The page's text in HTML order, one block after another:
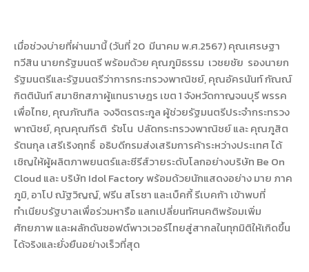
เมื่อช่วงบ่ายที่ผ่านมานี้ (วันที่ 20 มีนาคม พ.ศ.2567) คุณเศรษฐา
ทวีสิน นายกรัฐมนตรี พร้อมด้วย คุณภูมิธรรม เวชยชัย รองนายก
รัฐมนตรีและรัฐมนตรีว่าการกระทรวงพาณิชย์, คุณอัครนันท์ กัณณ์
กิตตินันท์ สมาชิกสภาผู้แทนราษฎร เขต 1 จังหวัดกาญจนบุรี พรรค
เพื่อไทย, คุณภัณฑิล จงจิตรตระกูล ผู้ช่วยรัฐมนตรีประจำกระทรวง
พาณิชย์, คุณคุณกีรติ รัชโน ปลัดกระทรวงพาณิชย์ และ คุณภูสิต
รัตนกุล เสรีเริงฤทธิ์ อธิบดีกรมส่งเสริมการค้าระหว่างประเทศ ได้
เชิญให้ผู้ผลิตภาพยนตร์และซีรีส์วายระดับโลกอย่างบริษัท Be On
Cloud และ บริษัท Idol Factory พร้อมด้วยนักแสดงอย่าง มาย ภาค
ภูมิ, อาโป ณัฐวิญญ์, ฟรีน สโรชา และเบ็คกี้ รีเบคก้า เข้าพบที่
ทำเนียบรัฐบาลเพื่อร่วมหารือ แลกเปลี่ยนทัศนคติพร้อมเพิ่ม
ศักยภาพ และผลักดันซอฟต์พาวเวอร์ไทยสู่สากลในทุกมิติให้เกิดขึ้น
ได้จริงและยั่งยืนอย่างเร็วที่สุด